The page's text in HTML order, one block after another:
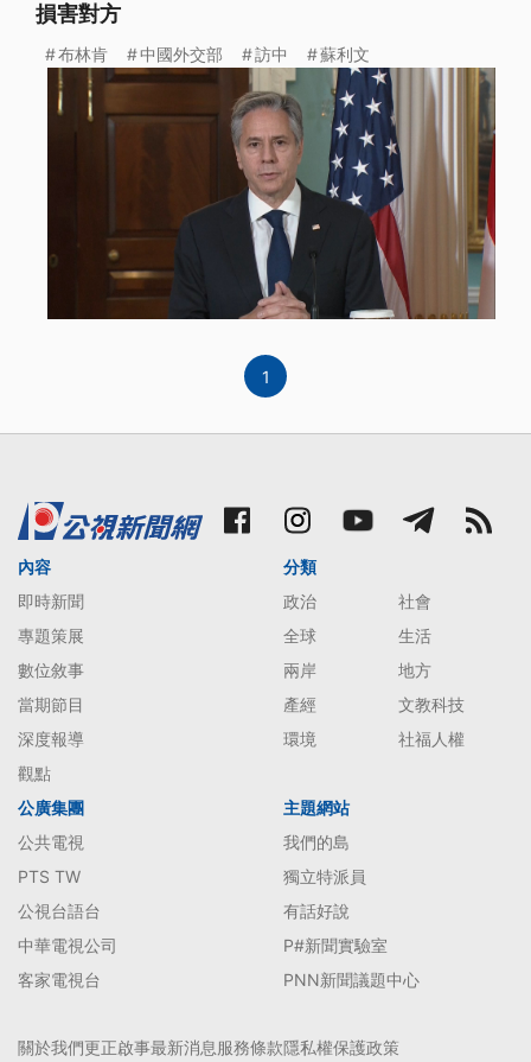
損害對方
布林肯 中國外交部 訪中 蘇利文
1
內容
即時新聞
專題策展
數位敘事
當期節目
深度報導
觀點
分類
政治
社會
全球
生活
兩岸
地方
產經
文教科技
環境
社福人權
公廣集團
公共電視
PTS TW
公視台語台
中華電視公司
客家電視台
主題網站
我們的島
獨立特派員
有話好說
P#新聞實驗室
PNN新聞議題中心
關於我們更正啟事最新消息服務條款隱私權保護政策